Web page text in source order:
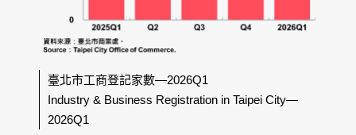
臺北市工商登記家數—2026Q1
Industry & Business Registration in Taipei City—
2026Q1